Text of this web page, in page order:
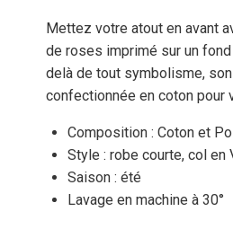
Mettez votre atout en avant
de roses imprimé sur un
delà de tout symbolisme,
confectionnée en coton pour
Composition : Coton et
Style : robe courte, col en
Saison : été
Lavage en machine à 30°